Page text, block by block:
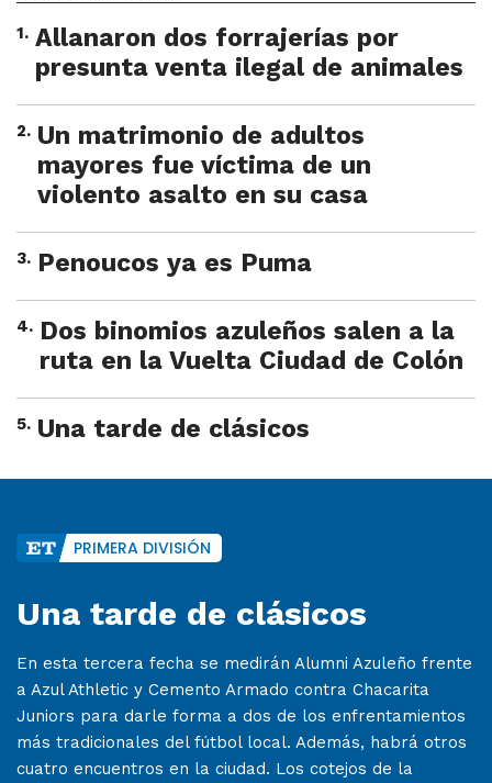
1. Allanaron dos forrajerías por
presunta venta ilegal de animales
2. Un matrimonio de adultos
mayores fue víctima de un
violento asalto en su casa
3. Penoucos ya es Puma
4. Dos binomios azuleños salen a la
ruta en la Vuelta Ciudad de Colón
5. Una tarde de clásicos
PRIMERA DIVISIÓN
Una tarde de clásicos
En esta tercera fecha se medirán Alumni Azuleño frente
a Azul Athletic y Cemento Armado contra Chacarita
Juniors para darle forma a dos de los enfrentamientos
más tradicionales del fútbol local. Además, habrá otros
cuatro encuentros en la ciudad. Los cotejos de la